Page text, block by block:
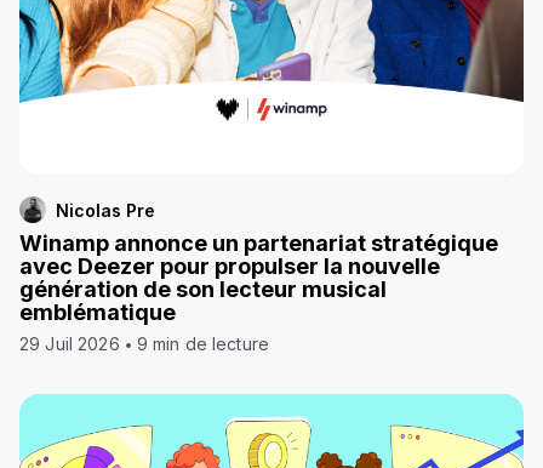
Nicolas Pre
Winamp annonce un partenariat stratégique
avec Deezer pour propulser la nouvelle
génération de son lecteur musical
emblématique
29 Juil 2026 9 min de lecture